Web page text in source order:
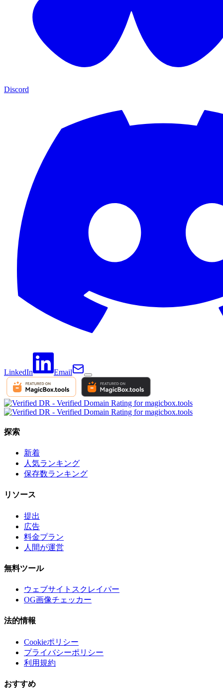
Discord
LinkedIn Email
探索
新着
人気ランキング
保存数ランキング
リソース
提出
広告
料金プラン
人間が運営
無料ツール
ウェブサイトスクレイパー
OG画像チェッカー
法的情報
Cookieポリシー
プライバシーポリシー
利用規約
おすすめ